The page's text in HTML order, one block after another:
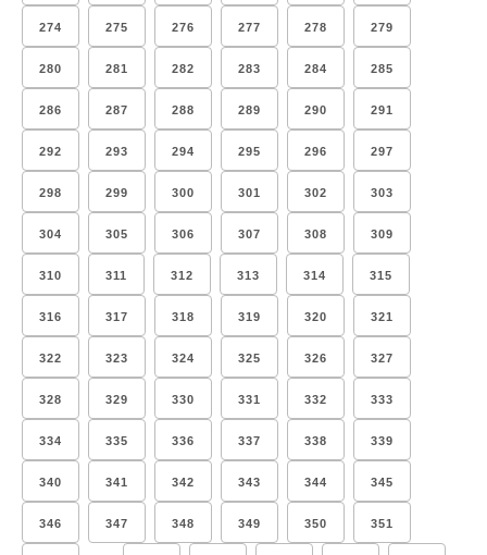
274 275 276 277 278 279
280 281 282 283 284 285
286 287 288 289 290 291
292 293 294 295 296 297
298 299 300 301 302 303
304 305 306 307 308 309
310 311 312 313 314 315
316 317 318 319 320 321
322 323 324 325 326 327
328 329 330 331 332 333
334 335 336 337 338 339
340 341 342 343 344 345
346 347 348 349 350 351